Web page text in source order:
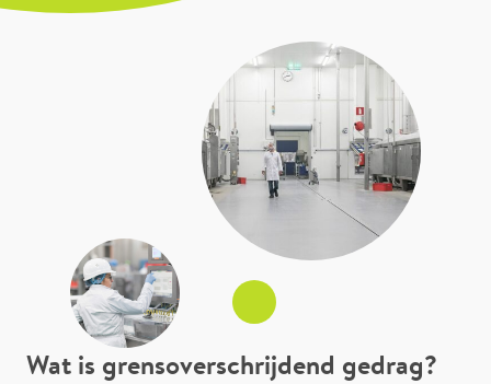
Wat is grensoverschrijdend gedrag?